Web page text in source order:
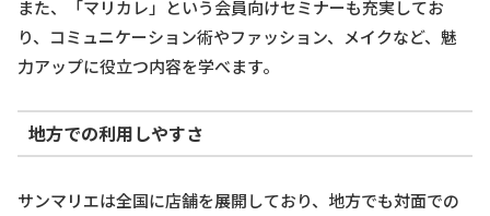
また、「マリカレ」という会員向けセミナーも充実してお
り、コミュニケーション術やファッション、メイクなど、魅
力アップに役立つ内容を学べます。
地方での利用しやすさ
サンマリエは全国に店舗を展開しており、地方でも対面での